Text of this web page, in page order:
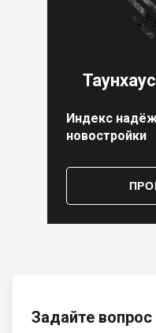
Индекс
новостройки
Задайте